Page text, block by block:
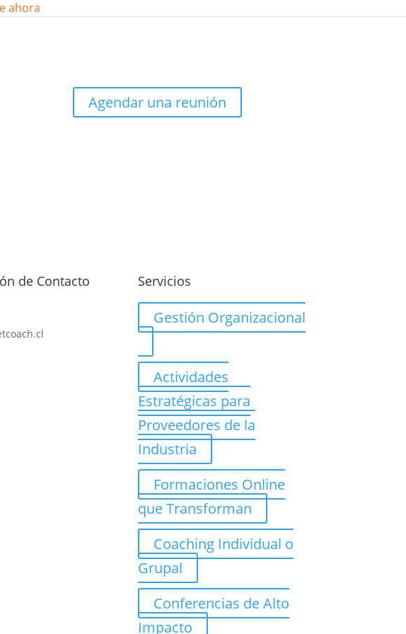
ahora
Agendar una reunión
de Contacto
Servicios
Gestión Organizacional
Actividades
Estratégicas para
Proveedores de la
Industria
Formaciones Online
que Transforman
Coaching Individual o
Grupal
Conferencias de Alto
Impacto